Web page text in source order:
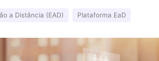
a Distância (EAD) Plataforma EaD